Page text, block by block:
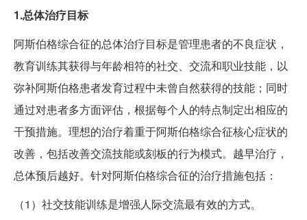
1.总体治疗目标
阿斯伯格综合征的总体治疗目标是管理患者的不良症状，
教育训练其获得与年龄相符的社交、交流和职业技能，以
弥补阿斯伯格患者发育过程中未曾自然获得的技能；同时
通过对患者多方面评估，根据每个人的特点制定出相应的
干预措施。理想的治疗着重于阿斯伯格综合征核心症状的
改善，包括改善交流技能或刻板的行为模式。越早治疗，
总体预后越好。针对阿斯伯格综合征的治疗措施包括：
（1）社交技能训练是增强人际交流最有效的方式。